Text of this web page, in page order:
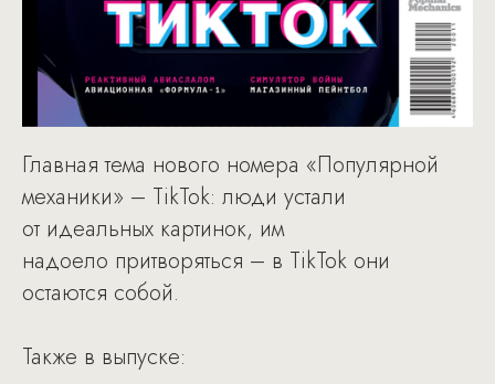
Главная тема нового номера «Популярной
механики» – TikTok: люди устали
от идеальных картинок, им
надоело притворяться – в TikTok они
остаются собой.
Также в выпуске: